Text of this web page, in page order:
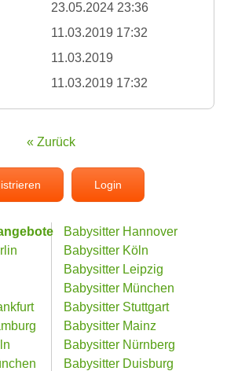
23.05.2024 23:36
11.03.2019 17:32
11.03.2019
11.03.2019 17:32
« Zurück
Login
Babysitter Hannover
Babysitter Köln
Babysitter Leipzig
Babysitter München
Babysitter Stuttgart
Babysitter Mainz
Babysitter Nürnberg
Babysitter Duisburg